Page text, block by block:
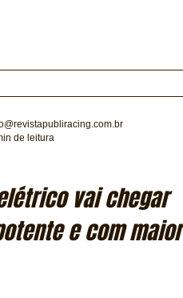
vai chegar
e com maior
de leitura